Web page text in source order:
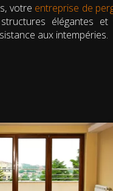
votre entreprise de
élégantes et
aux intempéries.